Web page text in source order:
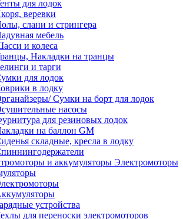
для лодок
веревки
слани и стрингера
мебель
и колеса
Накладки на транцы
и тарги
для лодок
в лодку
Сумки на борт для лодок
насосы
для резиновых лодок
на баллон GM
складные, кресла в лодку
Электромоторы
устройства
для переноски электромоторов